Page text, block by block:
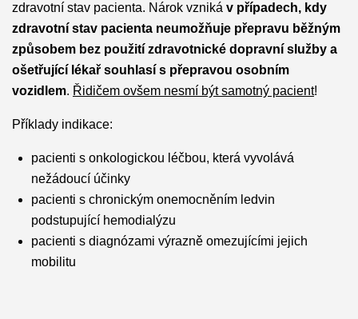
zdravotní stav pacienta. Nárok vzniká v případech, kdy
zdravotní stav pacienta neumožňuje přepravu běžným
způsobem bez použití zdravotnické dopravní služby a
ošetřující lékař souhlasí s přepravou osobním
vozidlem. Řidičem ovšem nesmí být samotný pacient!
Příklady indikace:
pacienti s onkologickou léčbou, která vyvolává
nežádoucí účinky
pacienti s chronickým onemocněním ledvin
podstupující hemodialýzu
pacienti s diagnózami výrazně omezujícími jejich
mobilitu